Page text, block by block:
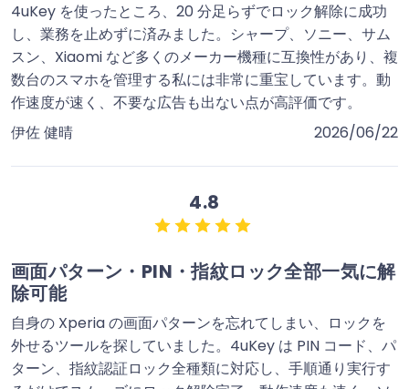
4uKey を使ったところ、20 分足らずでロック解除に成功
し、業務を止めずに済みました。シャープ、ソニー、サム
スン、Xiaomi など多くのメーカー機種に互換性があり、複
数台のスマホを管理する私には非常に重宝しています。動
作速度が速く、不要な広告も出ない点が高評価です。
伊佐 健晴
2026/06/22
4.8
画面パターン・PIN・指紋ロック全部一気に解
除可能
自身の Xperia の画面パターンを忘れてしまい、ロックを
外せるツールを探していました。4uKey は PIN コード、パ
ターン、指紋認証ロック全種類に対応し、手順通り実行す